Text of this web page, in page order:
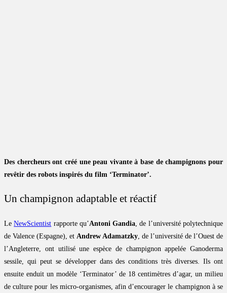
Des chercheurs ont créé une peau vivante à base de champignons pour
revêtir des robots inspirés du film ‘Terminator’.
Un champignon adaptable et réactif
LeNewScientist rapporte qu’Antoni Gandia , de l’université polytechnique
de Valence (Espagne), et Andrew Adamatzky , de l’université de l’Ouest de
l’Angleterre, ont utilisé une espèce de champignon appelée Ganoderma
sessile, qui peut se développer dans des conditions très diverses. Ils ont
ensuite enduit un modèle ‘Terminator’ de 18 centimètres d’agar, un milieu
de culture pour les micro-organismes, afin d’encourager le champignon à se